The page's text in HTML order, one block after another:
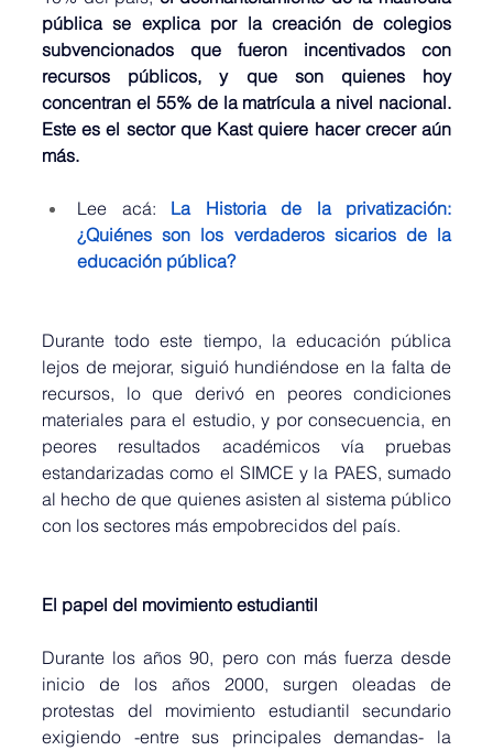
pública se explica por la creación de colegios
subvencionados que fueron incentivados con
recursos públicos, y que son quienes hoy
concentran el 55% de la matrícula a nivel nacional.
Este es el sector que Kast quiere hacer crecer aún
más.
Lee acá: La Historia de la privatización:
¿Quiénes son los verdaderos sicarios de la
educación pública?
Durante todo este tiempo, la educación pública
lejos de mejorar, siguió hundiéndose en la falta de
recursos, lo que derivó en peores condiciones
materiales para el estudio, y por consecuencia, en
peores resultados académicos vía pruebas
estandarizadas como el SIMCE y la PAES, sumado
al hecho de que quienes asisten al sistema público
con los sectores más empobrecidos del país.
El papel del movimiento estudiantil
Durante los años 90, pero con más fuerza desde
inicio de los años 2000, surgen oleadas de
protestas del movimiento estudiantil secundario
exigiendo -entre sus principales demandas- la